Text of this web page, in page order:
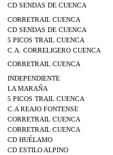
CD SENDAS DE CUENCA
CORRETRAIL CUENCA
CD SENDAS DE CUENCA
5 PICOS TRAIL CUENCA
C.A. CORRELIGERO CUENCA
CORRETRAIL CUENCA
INDEPENDIENTE
LA MARAÑA
5 PICOS TRAIL CUENCA
C.A REAJO FONTENSE
CORRETRAIL CUENCA
CORRETRAIL CUENCA
CD HUÉLAMO
CD ESTILO ALPINO